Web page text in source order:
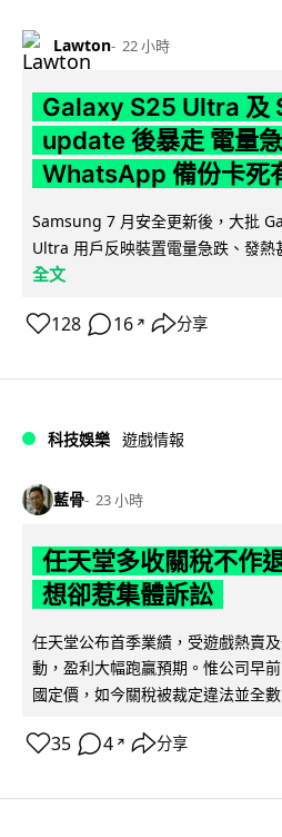
Lawton 22 小時
Galaxy S25 Ultra 及
update 後暴走 電量
WhatsApp 備份卡死
Samsung 7 月安全更新後，大批
Ultra 用戶反映裝置電量急跌、發熱
全文
128 16 ↗ 分享
科技娛樂 遊戲情報
藍骨 23 小時
任天堂多收關稅不作
想卻惹集體訴訟
任天堂公布首季業績，受遊戲熱賣
動，盈利大幅跑贏預期。惟公司早
國定價，如今關稅被裁定違法並全
35 4 ↗ 分享